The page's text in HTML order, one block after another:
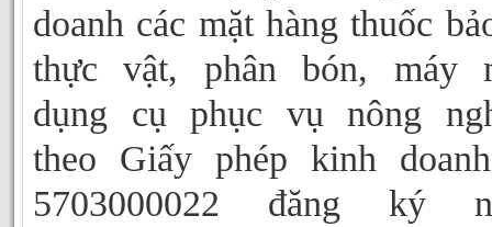
doanh các mặt hàng thuốc
thực vật, phân bón, máy
dụng cụ phục vụ nông
theo Giấy phép kinh
5703000022 đăng ký